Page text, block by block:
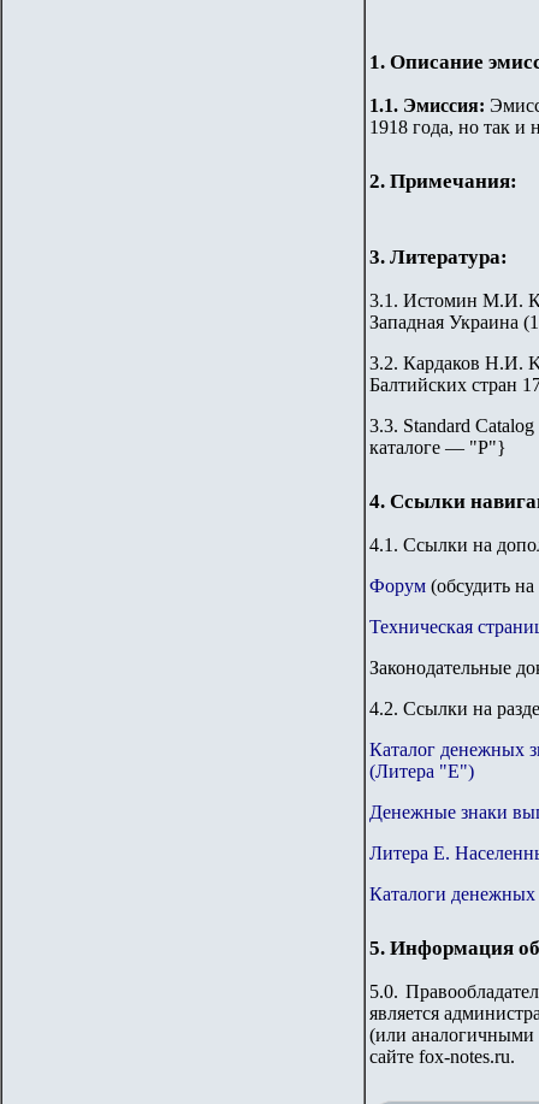
1. Описание
1.1. Эмиссия:
1918 года, но так и
2. Примечания:
3. Литература:
3.1. Истомин М.И.
Западная Украина
3.2. Кардаков Н.И.
Балтийских стран
3.3. Standard
каталоге — "Р"}
4. Ссылки
4.1. Ссылки на
Форум (обсудить
Техническая
Законодательные
4.2. Ссылки на
Каталог денежных
(Литера "Е")
Денежные знаки
Литера Е.
Каталоги денежных
5. Информация
5.0.
является
(или аналогичными
сайте fox-notes.ru.